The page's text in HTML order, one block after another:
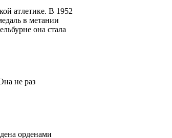
атлетике. В 1952
в метании
она стала
не раз
орденами